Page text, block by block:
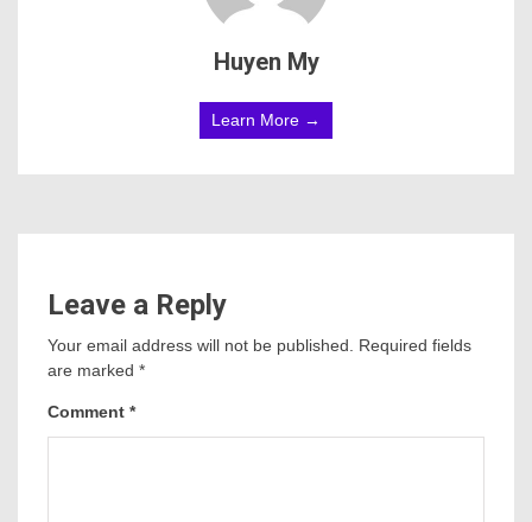
Huyen My
Learn More →
Leave a Reply
Your email address will not be published. Required fields
are marked *
Comment *